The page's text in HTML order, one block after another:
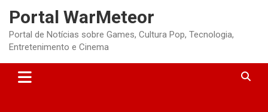
Portal WarMeteor
Portal de Notícias sobre Games, Cultura Pop, Tecnologia,
Entretenimento e Cinema